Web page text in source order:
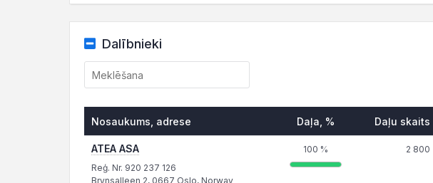
Dalībnieki
Nosaukums, adrese Daļa, % Daļu skaits
ATEA ASA
Reģ. Nr. 920 237 126
Brynsalleen 2, 0667 Oslo, Norway
100 % 2 800